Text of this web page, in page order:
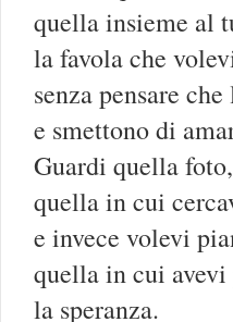
quella insieme al
la favola che
senza pensare
e smettono di
Guardi quella foto,
quella in cui
e invece volevi
quella in cui avevi
la speranza.